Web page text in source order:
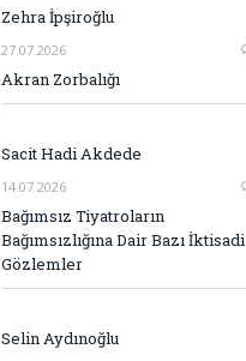
Zehra İpşiroğlu
27.07.2026
Akran Zorbalığı
Sacit Hadi Akdede
14.07.2026
Bağımsız Tiyatroların
Bağımsızlığına Dair Bazı İktisadi
Gözlemler
Selin Aydınoğlu